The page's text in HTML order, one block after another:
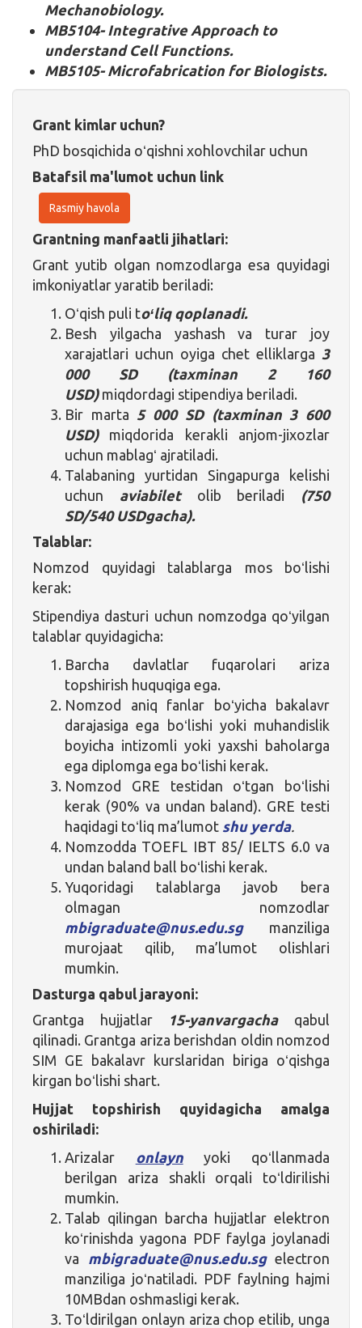
Mechanobiology.
MB5104- Integrative Approach to
understand Cell Functions.
MB5105- Microfabrication for Biologists.
Grant kimlar uchun?
PhD bosqichida oʻqishni xohlovchilar uchun
Batafsil ma'lumot uchun link
Rasmiy havola
Grantning manfaatli jihatlari:
Grant yutib olgan nomzodlarga esa quyidagi
imkoniyatlar yaratib beriladi:
Oʻqish puli toʻliq qoplanadi.
Besh yilgacha yashash va turar joy
xarajatlari uchun oyiga chet elliklarga 3
000 SD (taxminan 2 160
USD)miqdordagi stipendiya beriladi.
Bir marta 5 000 SD (taxminan 3 600
USD)
miqdorida kerakli anjom-jixozlar
uchun mablagʻ ajratiladi.
Talabaning yurtidan Singapurga kelishi
uchun aviabilet olib beriladi (750
SD/540 USDgacha).
Talablar:
Nomzod quyidagi talablarga mos boʻlishi
kerak:
Stipendiya dasturi uchun nomzodga qoʻyilgan
talablar quyidagicha:
Barcha davlatlar fuqarolari ariza
topshirish huquqiga ega.
Nomzod aniq fanlar boʻyicha bakalavr
darajasiga ega boʻlishi yoki muhandislik
boyicha intizomli yoki yaxshi baholarga
ega diplomga ega boʻlishi kerak.
Nomzod GRE testidan oʻtgan boʻlishi
kerak (90% va undan baland). GRE testi
haqidagi toʻliq ma’lumot shu yerda.
Nomzodda TOEFL IBT 85/ IELTS 6.0 va
undan baland ball boʻlishi kerak.
Yuqoridagi talablarga javob bera
olmagan nomzodlar
mbigraduate@nus.edu.sgmanziliga
murojaat qilib, ma’lumot olishlari
mumkin.
Dasturga qabul jarayoni:
Grantga hujjatlar
15-yanvargacha qabul
qilinadi. Grantga ariza berishdan oldin nomzod
SIM GE bakalavr kurslaridan biriga oʻqishga
kirgan boʻlishi shart.
Hujjat topshirish quyidagicha amalga
oshiriladi:
Arizalar onlaynyoki qoʻllanmada
berilgan ariza shakli orqali toʻldirilishi
mumkin.
Talab qilingan barcha hujjatlar elektron
koʻrinishda yagona PDF faylga joylanadi
va
mbigraduate@nus.edu.sgelectron
manziliga joʻnatiladi. PDF faylning hajmi
10MBdan oshmasligi kerak.
Toʻldirilgan onlayn ariza chop etilib, unga